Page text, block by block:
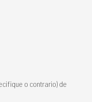
o contrario) de